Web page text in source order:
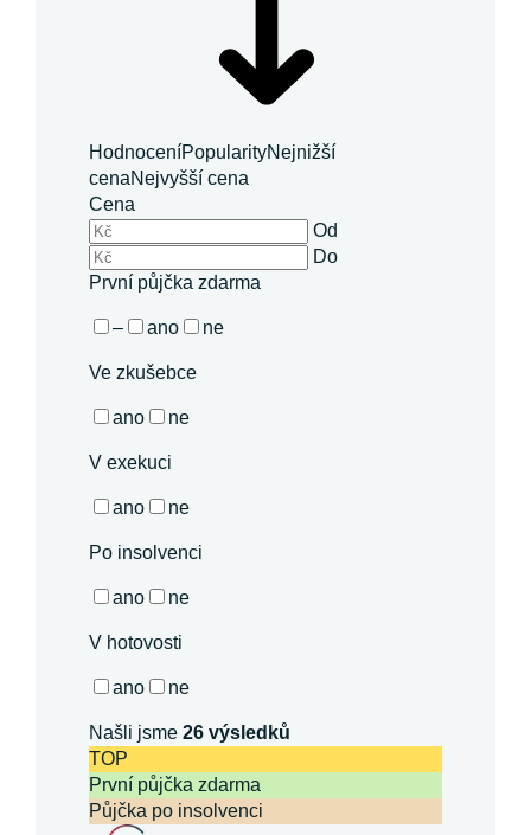
HodnoceníPopularityNejnižší
cenaNejvyšší cena
Cena
Od
Do
První půjčka zdarma
– ano ne
Ve zkušebce
ano ne
V exekuci
ano ne
Po insolvenci
ano ne
V hotovosti
ano ne
Našli jsme26 výsledků
TOP
První půjčka zdarma
Půjčka po insolvenci